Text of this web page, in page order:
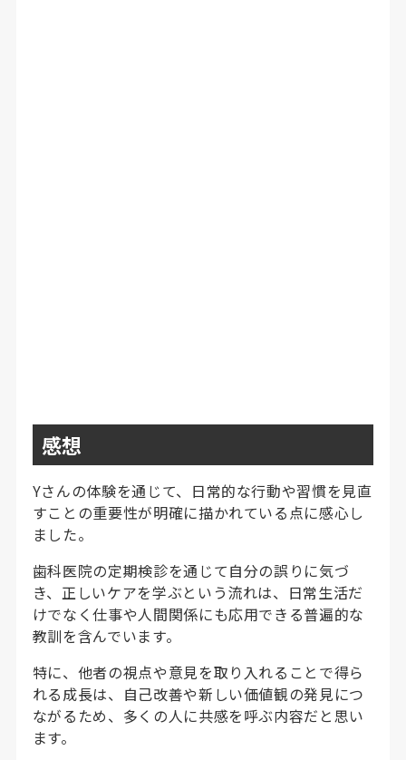
感想
Yさんの体験を通じて、日常的な行動や習慣を見直
すことの重要性が明確に描かれている点に感心し
ました。
歯科医院の定期検診を通じて自分の誤りに気づ
き、正しいケアを学ぶという流れは、日常生活だ
けでなく仕事や人間関係にも応用できる普遍的な
教訓を含んでいます。
特に、他者の視点や意見を取り入れることで得ら
れる成長は、自己改善や新しい価値観の発見につ
ながるため、多くの人に共感を呼ぶ内容だと思い
ます。